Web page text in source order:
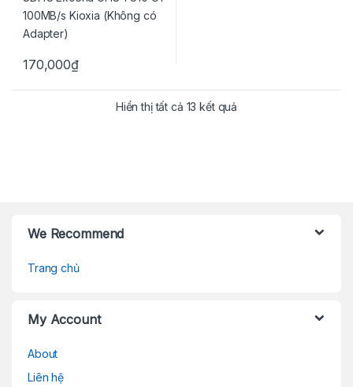
170,000₫
Hiển thị tất cả 13 kết quả
We Recommend
Trang chủ
My Account
About
Liên hệ